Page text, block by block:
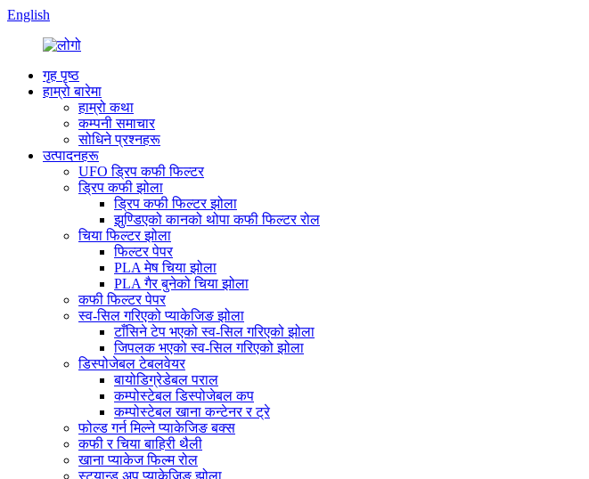
English
गृह पृष्ठ
हाम्रो बारेमा
हाम्रो कथा
कम्पनी समाचार
सोधिने प्रश्नहरू
उत्पादनहरू
UFO ड्रिप कफी फिल्टर
ड्रिप कफी झोला
ड्रिप कफी फिल्टर झोला
झुण्डिएको कानको थोपा कफी फिल्टर रोल
चिया फिल्टर झोला
फिल्टर पेपर
PLA मेष चिया झोला
PLA गैर बुनेको चिया झोला
कफी फिल्टर पेपर
स्व-सिल गरिएको प्याकेजिङ झोला
टाँसिने टेप भएको स्व-सिल गरिएको झोला
जिपलक भएको स्व-सिल गरिएको झोला
डिस्पोजेबल टेबलवेयर
बायोडिग्रेडेबल पराल
कम्पोस्टेबल डिस्पोजेबल कप
कम्पोस्टेबल खाना कन्टेनर र ट्रे
फोल्ड गर्न मिल्ने प्याकेजिङ बक्स
कफी र चिया बाहिरी थैली
खाना प्याकेज फिल्म रोल
स्ट्यान्ड अप प्याकेजिङ झोला